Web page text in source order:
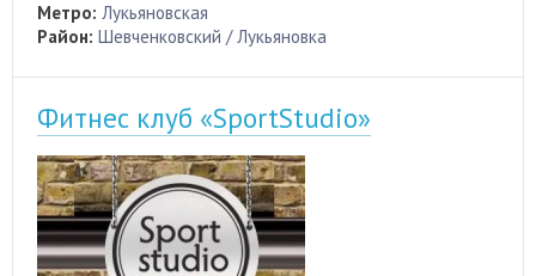
Метро: Лукьяновская
Район: Шевченковский / Лукьяновка
Фитнес клуб «SportStudio»